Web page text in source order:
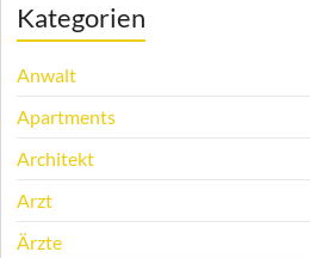
Kategorien
Anwalt
Apartments
Architekt
Arzt
Ärzte